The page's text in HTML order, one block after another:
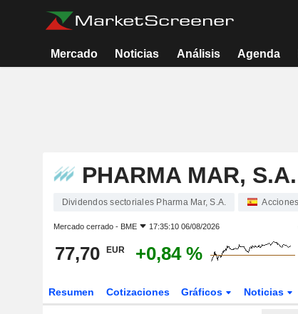
Mercado Noticias Análisis Agenda
PHARMA MAR, S.A.
Dividendos sectoriales Pharma Mar, S.A. Acciones
Mercado cerrado - BME 17:35:10 06/08/2026
77,70 EUR +0,84 %
Resumen Cotizaciones Gráficos Noticias